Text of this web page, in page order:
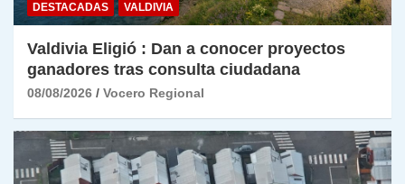
DESTACADAS VALDIVIA
Valdivia Eligió : Dan a conocer proyectos
ganadores tras consulta ciudadana
08/08/2026 Vocero Regional